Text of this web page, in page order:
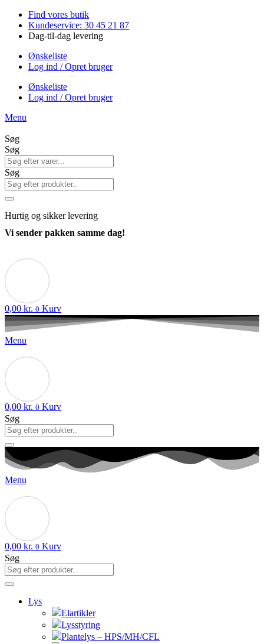
Videre
indhold
Find vores butik
Kundeservice: 30 45 21 87
Dag-til-dag levering
Ønskeliste
Log ind / Opret bruger
Ønskeliste
Log ind / Opret bruger
Menu
Søg
Søg
Søg
Hurtig og sikker levering
Vi sender pakken samme dag!
0,00 kr. 0 Kurv
Menu
0,00 kr. 0 Kurv
Søg
Menu
0,00 kr. 0 Kurv
Søg
Lys
Elartikler
Lysstyring
Plantelys – HPS/MH/CFL